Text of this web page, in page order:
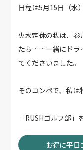
日程は5月15日（水
火水定休の私は、
たら……一緒にドラ
てくださいました。
そのコンペで、私は
「RUSHゴルフ部」
お得に平